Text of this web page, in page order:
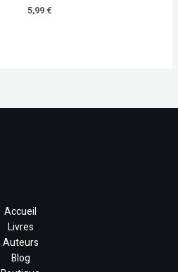
5,99 €
Accueil
Livres
Auteurs
Blog